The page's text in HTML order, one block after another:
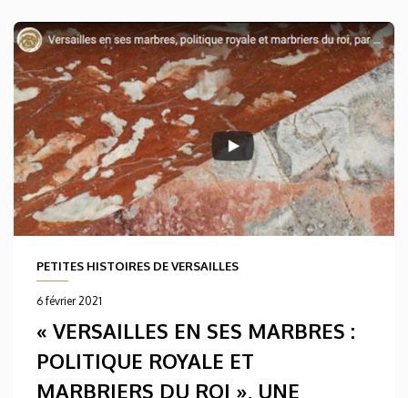
PETITES HISTOIRES DE VERSAILLES
6 février 2021
« VERSAILLES EN SES MARBRES :
POLITIQUE ROYALE ET
MARBRIERS DU ROI », UNE